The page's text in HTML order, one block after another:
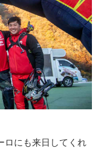
ロにも来日してくれ